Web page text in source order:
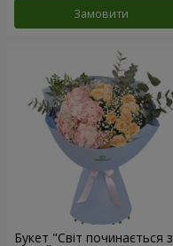
Замовити
Букет "Світ починається з